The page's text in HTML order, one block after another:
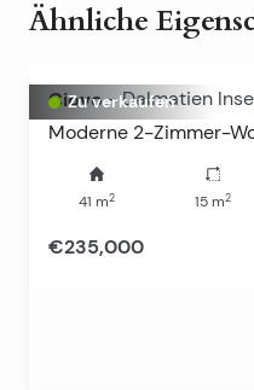
Ähnliche
Zu verkaufen
Ciovo - Dalmatien
Moderne 2-Zimmer-
41 m2 15 m2
€235,000